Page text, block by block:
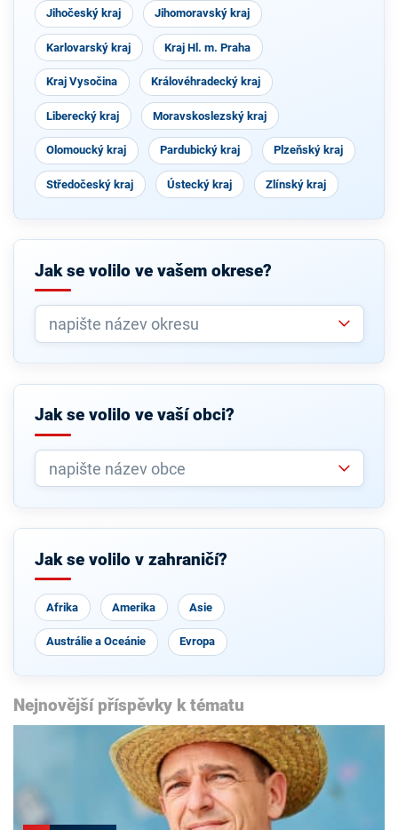
Jihočeský kraj Jihomoravský kraj
Karlovarský kraj Kraj Hl. m. Praha
Kraj Vysočina Královéhradecký kraj
Liberecký kraj Moravskoslezský kraj
Olomoucký kraj Pardubický kraj Plzeňský kraj
Středočeský kraj Ústecký kraj Zlínský kraj
Jak se volilo ve vašem okrese?
Jak se volilo ve vaší obci?
Jak se volilo v zahraničí?
Afrika Amerika Asie
Austrálie a Oceánie Evropa
Nejnovější příspěvky k tématu